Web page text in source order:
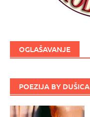
OGLAŠAVANJE
POEZIJA BY DUŠICA